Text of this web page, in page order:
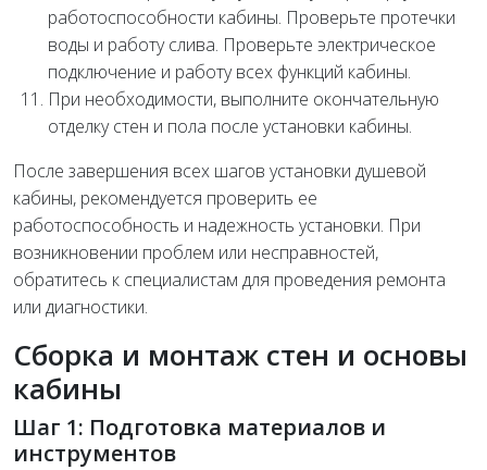
работоспособности кабины. Проверьте протечки
воды и работу слива. Проверьте электрическое
подключение и работу всех функций кабины.
При необходимости, выполните окончательную
отделку стен и пола после установки кабины.
После завершения всех шагов установки душевой
кабины, рекомендуется проверить ее
работоспособность и надежность установки. При
возникновении проблем или несправностей,
обратитесь к специалистам для проведения ремонта
или диагностики.
Сборка и монтаж стен и основы
кабины
Шаг 1: Подготовка материалов и
инструментов